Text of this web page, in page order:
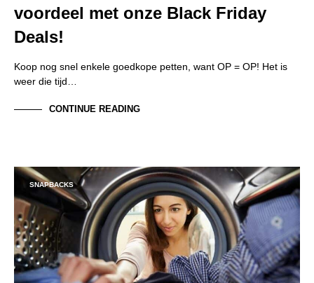
voordeel met onze Black Friday
Deals!
Koop nog snel enkele goedkope petten, want OP = OP! Het is
weer die tijd…
CONTINUE READING
SNAPBACKS